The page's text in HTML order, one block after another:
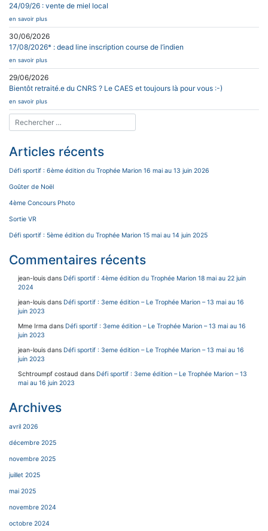
24/09/26 : vente de miel local
en savoir plus
30/06/2026
17/08/2026* : dead line inscription course de l’indien
en savoir plus
29/06/2026
Bientôt retraité.e du CNRS ? Le CAES et toujours là pour vous :-)
en savoir plus
Articles récents
Défi sportif : 6ème édition du Trophée Marion 16 mai au 13 juin 2026
Goûter de Noël
4ème Concours Photo
Sortie VR
Défi sportif : 5ème édition du Trophée Marion 15 mai au 14 juin 2025
Commentaires récents
jean-louis dans Défi sportif : 4ème édition du Trophée Marion 18 mai au 22 juin
2024
jean-louis dans Défi sportif : 3eme édition – Le Trophée Marion – 13 mai au 16
juin 2023
Mme Irma dans Défi sportif : 3eme édition – Le Trophée Marion – 13 mai au 16
juin 2023
jean-louis dans Défi sportif : 3eme édition – Le Trophée Marion – 13 mai au 16
juin 2023
Schtroumpf costaud dans Défi sportif : 3eme édition – Le Trophée Marion – 13
mai au 16 juin 2023
Archives
avril 2026
décembre 2025
novembre 2025
juillet 2025
mai 2025
novembre 2024
octobre 2024